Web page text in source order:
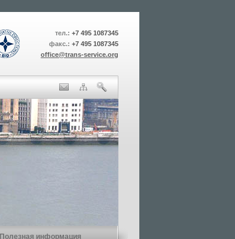
тел.: +7 495 1087345
факс.: +7 495 1087345
office@trans-service.org
Полезная информация